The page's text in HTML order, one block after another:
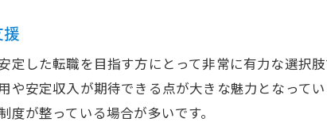
転職で叶う電気工事求人のメリッ
江戸川区で増加中の電気工事求人
定した転職を目指す方にとって非常に有力な選択
や安定収入が期待できる点が大きな魅力となって
が整っている場合が多いです。